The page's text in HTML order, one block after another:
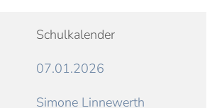
Schulkalender
07.01.2026
Simone Linnewerth